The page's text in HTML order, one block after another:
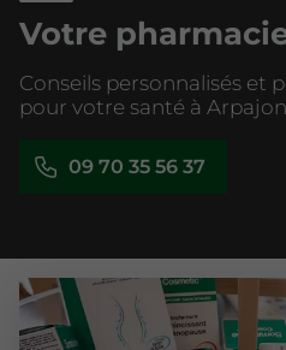
Votre
Conseils personnalisés et
pour votre santé à Arpajon
09 70 35 56 37